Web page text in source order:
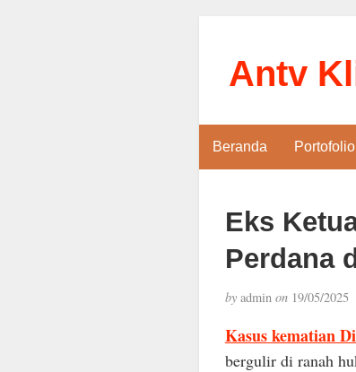
Antv
Beranda Portofolio
Eks
Perdana
byadmin on19/05/2025
Kasus kematian
bergulir di ranah